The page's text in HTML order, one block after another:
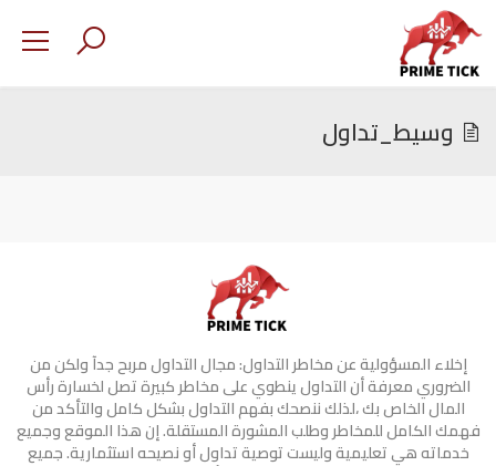
وسيط_تداول
إخلاء المسؤولية عن مخاطر التداول: مجال التداول مربح جدآ ولكن من
الضروري معرفة أن التداول ينطوي على مخاطر كبيرة تصل لخسارة رأس
المال الخاص بك ،لذلك ننصحك بفهم التداول بشكل كامل والتأكد من
فهمك الكامل للمخاطر وطلب المشورة المستقلة. إن هذا الموقع وجميع
خدماته هي تعليمية وليست توصية تداول أو نصيحه استثمارية. جميع